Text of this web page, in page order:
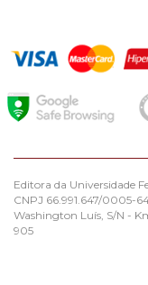
Editora da Universidade
CNPJ 66.991.647/0005-
Washington Luís, S/N -
905